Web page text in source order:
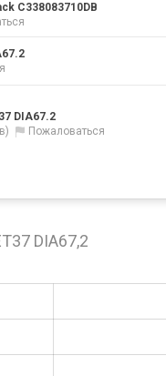
C338083710DB
DIA67.2
Пожаловаться
DIA67,2